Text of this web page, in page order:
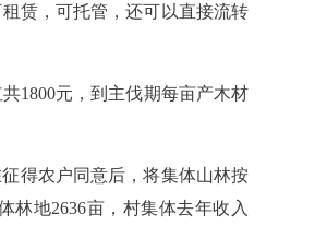
赁，可托管，还可以直接流转
1800元，到主伐期每亩产木材
得农户同意后，将集体山林按
林地2636亩，村集体去年收入